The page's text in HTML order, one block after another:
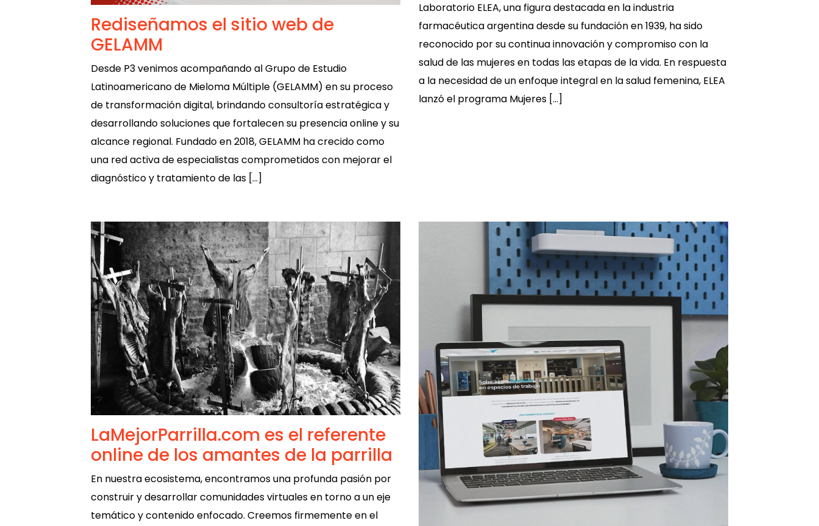
Rediseñamos el sitio web de
GELAMM
Desde P3 venimos acompañando al Grupo de Estudio
Latinoamericano de Mieloma Múltiple (GELAMM) en su proceso
de transformación digital, brindando consultoría estratégica y
desarrollando soluciones que fortalecen su presencia online y su
alcance regional. Fundado en 2018, GELAMM ha crecido como
una red activa de especialistas comprometidos con mejorar el
diagnóstico y tratamiento de las […]
Laboratorio ELEA, una figura destacada en la industria
farmacéutica argentina desde su fundación en 1939, ha sido
reconocido por su continua innovación y compromiso con la
salud de las mujeres en todas las etapas de la vida. En respuesta
a la necesidad de un enfoque integral en la salud femenina, ELEA
lanzó el programa Mujeres […]
LaMejorParrilla.com es el referente
online de los amantes de la parrilla
En nuestra ecosistema, encontramos una profunda pasión por
construir y desarrollar comunidades virtuales en torno a un eje
temático y contenido enfocado. Creemos firmemente en el